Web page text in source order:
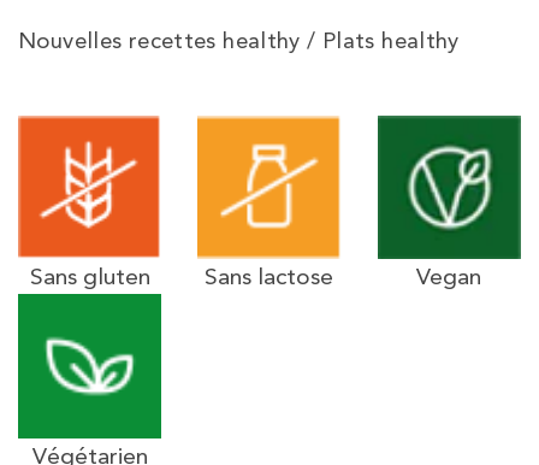
Nouvelles recettes healthy / Plats healthy
Sans gluten Sans lactose Vegan
Végétarien